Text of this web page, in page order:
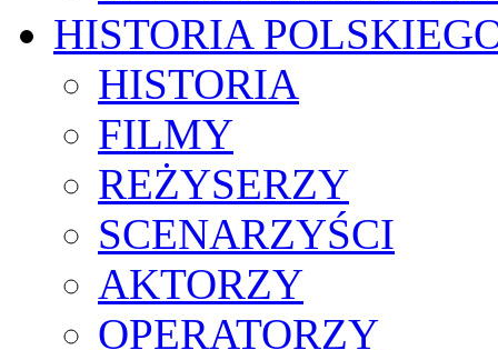
HISTORIA
HISTORIA
FILMY
REŻYSERZY
SCENARZYŚCI
AKTORZY
OPERATORZY